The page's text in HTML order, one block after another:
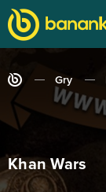
Gry
Khan Wars